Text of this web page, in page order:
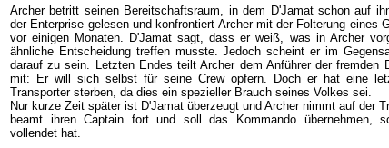
Archer betritt seinen Bereitschaftsraum, in dem D'Jamat schon auf
der Enterprise gelesen und konfrontiert Archer mit der Folterung eines
vor einigen Monaten. D'Jamat sagt, dass er weiß, was in Archer
ähnliche Entscheidung treffen musste. Jedoch scheint er im
darauf zu sein. Letzten Endes teilt Archer dem Anführer der fremden
mit: Er will sich selbst für seine Crew opfern. Doch er hat eine
Transporter sterben, da dies ein spezieller Brauch seines Volkes sei.
Nur kurze Zeit später ist D'Jamat überzeugt und Archer nimmt auf der
beamt ihren Captain fort und soll das Kommando übernehmen,
vollendet hat.